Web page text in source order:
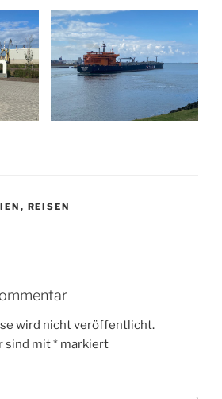
, REISEN
wird nicht veröffentlicht.
sind mit* markiert